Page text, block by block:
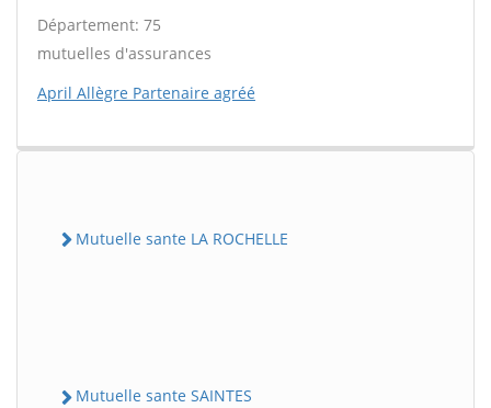
Département: 75
mutuelles d'assurances
April Allègre Partenaire agréé
Mutuelle sante LA ROCHELLE
Mutuelle sante SAINTES